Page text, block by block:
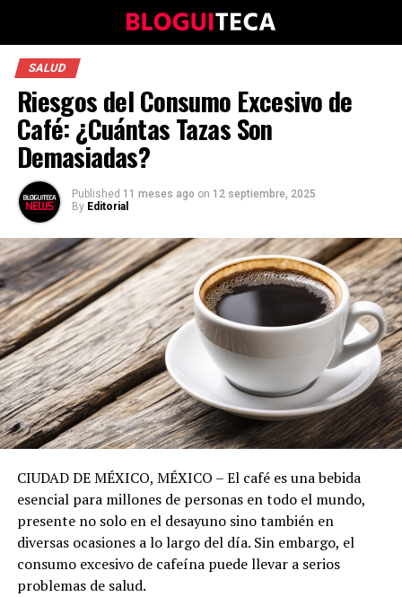
SALUD
Riesgos del Consumo Excesivo de
Café: ¿Cuántas Tazas Son
Demasiadas?
Published 11 meses ago on 12 septiembre, 2025
By Editorial
CIUDAD DE MÉXICO, MÉXICO – El café es una bebida
esencial para millones de personas en todo el mundo,
presente no solo en el desayuno sino también en
diversas ocasiones a lo largo del día. Sin embargo, el
consumo excesivo de cafeína puede llevar a serios
problemas de salud.